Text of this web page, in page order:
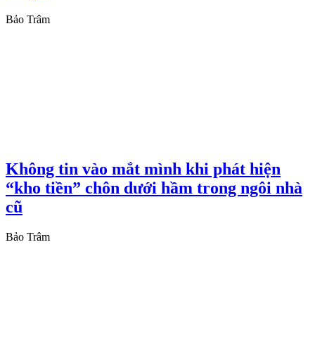
Bảo Trâm
Không tin vào mắt mình khi phát hiện
“kho tiền” chôn dưới hầm trong ngôi nhà
cũ
Bảo Trâm